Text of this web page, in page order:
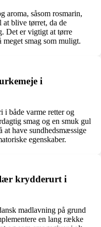
aroma, såsom rosmarin,
at blive tørret, da de
Det er vigtigt at tørre
smag som muligt.
i
i både varme retter og
smag og en smuk gul
at have sundhedsmæssige
egenskaber.
krydderurt i
madlavning på grund
en lang række